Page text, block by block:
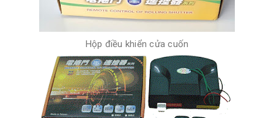
Hộp điều khiển cửa cuốn